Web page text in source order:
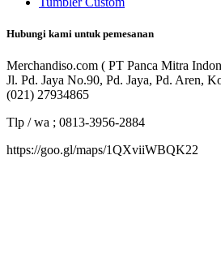
Hubungi kami untuk pemesanan
Merchandiso.com ( PT Panca Mitra
Jl. Pd. Jaya No.90, Pd. Jaya, Pd. Aren,
(021) 27934865
Tlp / wa ; 0813-3956-2884
https://goo.gl/maps/1QXviiWBQK22